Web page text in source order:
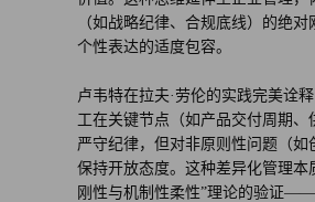
（如战略纪律、合规底线）的绝对
个性表达的适度包容。
卢韦特在拉夫·劳伦的实践完美诠
工在关键节点（如产品交付周期、
严守纪律，但对非原则性问题（如
保持开放态度。这种差异化管理本
刚性与机制性柔性”理论的验证